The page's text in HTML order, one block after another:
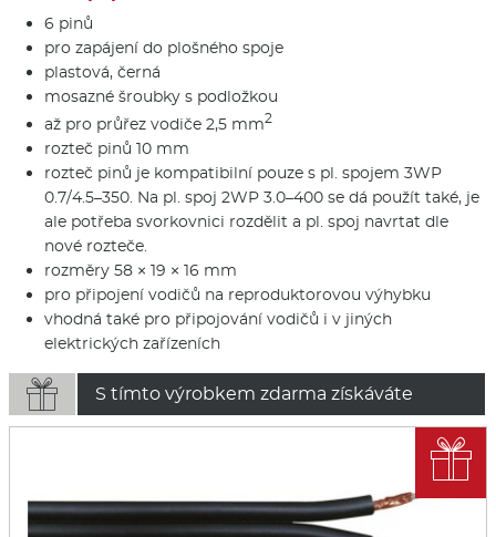
6 pinů
pro zapájení do plošného spoje
plastová, černá
mosazné šroubky s podložkou
až pro průřez vodiče 2,5 mm2
rozteč pinů 10 mm
rozteč pinů je kompatibilní pouze s pl. spojem 3WP
0.7/4.5–350. Na pl. spoj 2WP 3.0–400 se dá použít také, je
ale potřeba svorkovnici rozdělit a pl. spoj navrtat dle
nové rozteče.
rozměry 58 × 19 × 16 mm
pro připojení vodičů na reproduktorovou výhybku
vhodná také pro připojování vodičů i v jiných
elektrických zařízeních
 S tímto výrobkem zdarma získáváte
